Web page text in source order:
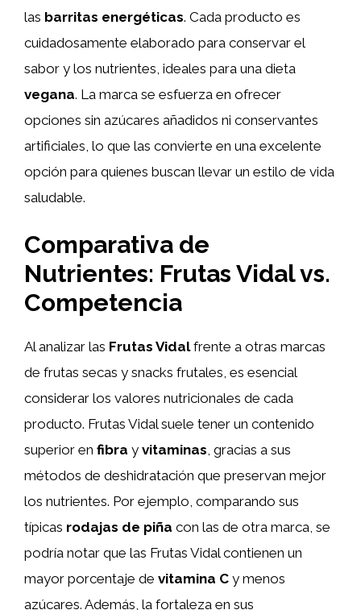
las barritas energéticas. Cada producto es
cuidadosamente elaborado para conservar el
sabor y los nutrientes, ideales para una dieta
vegana. La marca se esfuerza en ofrecer
opciones sin azúcares añadidos ni conservantes
artificiales, lo que las convierte en una excelente
opción para quienes buscan llevar un estilo de vida
saludable.
Comparativa de
Nutrientes: Frutas Vidal vs.
Competencia
Al analizar las Frutas Vidalfrente a otras marcas
de frutas secas y snacks frutales, es esencial
considerar los valores nutricionales de cada
producto. Frutas Vidal suele tener un contenido
superior en fibra y vitaminas, gracias a sus
métodos de deshidratación que preservan mejor
los nutrientes. Por ejemplo, comparando sus
típicas rodajas de piña con las de otra marca, se
podría notar que las Frutas Vidal contienen un
mayor porcentaje de vitamina C y menos
azúcares. Además, la fortaleza en sus